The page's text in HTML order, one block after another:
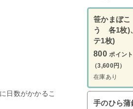
日数がかかるこ
笹かまぼこ
う 各1枚)
テ1枚)
800 ポイント
（3,600円）
在庫あり
手のひら蒲